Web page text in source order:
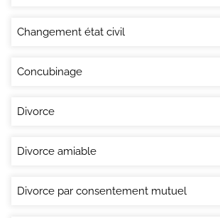
Changement état civil
Concubinage
Divorce
Divorce amiable
Divorce par consentement mutuel